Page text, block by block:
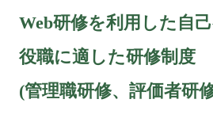
Web研修を利用した自己
役職に適した研修制度
(管理職研修、評価者研